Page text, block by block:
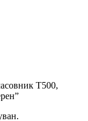
T500,